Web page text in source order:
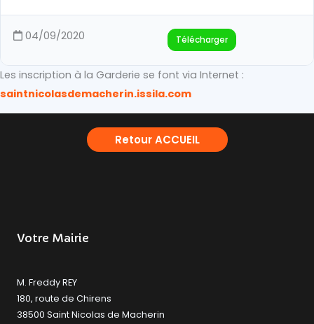
04/09/2020 Télécharger
Les inscription à la Garderie se font via Internet :
saintnicolasdemacherin.issila.com
Retour ACCUEIL
Votre Mairie
M. Freddy REY
180, route de Chirens
38500 Saint Nicolas de Macherin